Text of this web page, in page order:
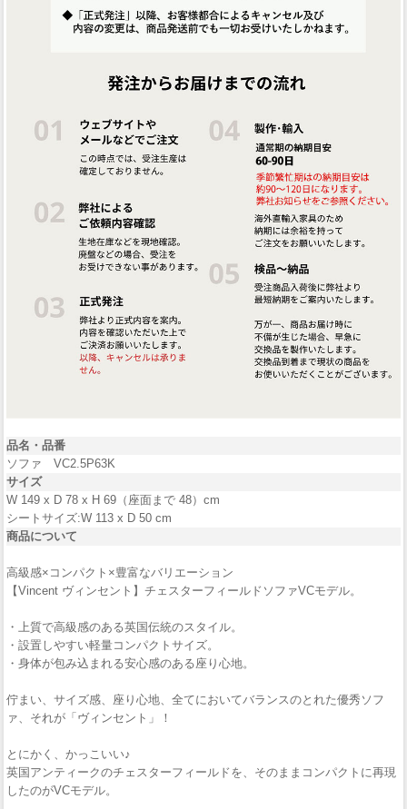
品名・品番
ソファ VC2.5P63K
サイズ
W 149 x D 78 x H 69（座面まで 48）cm
シートサイズ:W 113 x D 50 cm
商品について
高級感×コンパクト×豊富なバリエーション
【Vincent ヴィンセント】チェスターフィールドソファVCモデル。
・上質で高級感のある英国伝統のスタイル。
・設置しやすい軽量コンパクトサイズ。
・身体が包み込まれる安心感のある座り心地。
佇まい、サイズ感、座り心地、全てにおいてバランスのとれた優秀ソフ
ァ、それが「ヴィンセント」！
とにかく、かっこいい♪
英国アンティークのチェスターフィールドを、そのままコンパクトに再現
したのがVCモデル。